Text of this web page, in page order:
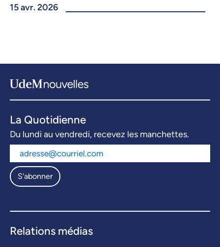
15 avr. 2026
La Quotidienne
Du lundi au vendredi, recevez les manchettes.
S'abonner
Relations médias